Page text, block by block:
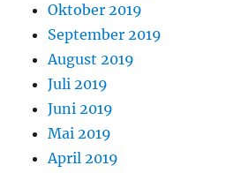
Oktober 2019
September 2019
August 2019
Juli 2019
Juni 2019
Mai 2019
April 2019